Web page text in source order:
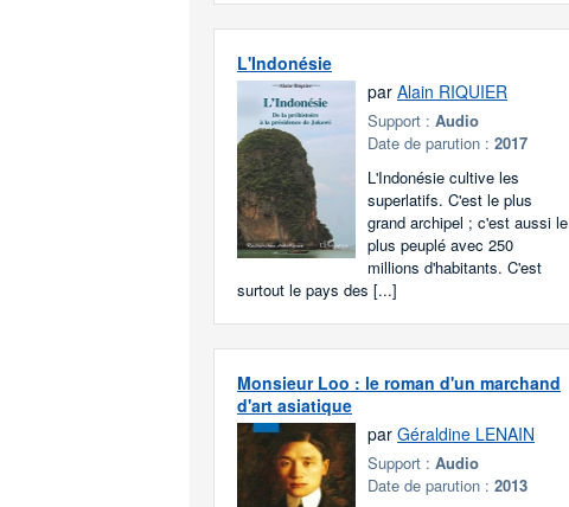
L'Indonésie
parAlain RIQUIER
Support :Audio
Date de parution :2017
L'Indonésie cultive les
superlatifs. C'est le plus
grand archipel ; c'est aussi le
plus peuplé avec 250
millions d'habitants. C'est
surtout le pays des [...]
Monsieur Loo : le roman d'un marchand
d'art asiatique
parGéraldine LENAIN
Support :Audio
Date de parution :2013